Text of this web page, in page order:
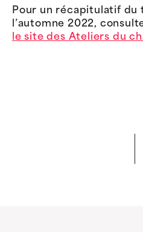
Pour un récapitulatif du
l’automne 2022,
le site des Ateliers du